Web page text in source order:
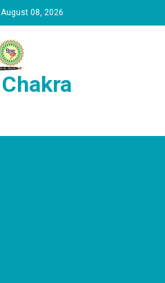
08, 2026